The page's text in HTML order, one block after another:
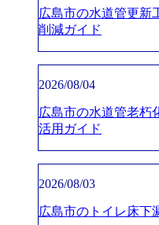
広島市の水道管更新
削減ガイド
2026/08/04
広島市の水道管老朽
活用ガイド
2026/08/03
広島市のトイレ床下